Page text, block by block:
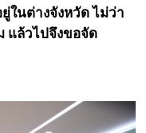
ในต่างจังหวัด ไม่ว่า
แล้วไปจึงขอจัด